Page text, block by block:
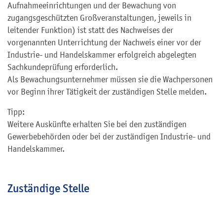
Aufnahmeeinrichtungen und der Bewachung von
zugangsgeschützten Großveranstaltungen, jeweils in
leitender Funktion) ist statt des Nachweises der
vorgenannten Unterrichtung der Nachweis einer vor der
Industrie- und Handelskammer erfolgreich abgelegten
Sachkundeprüfung erforderlich.
Als Bewachungsunternehmer müssen sie die Wachpersonen
vor Beginn ihrer Tätigkeit der zuständigen Stelle melden.
Tipp:
Weitere Auskünfte erhalten Sie bei den zuständigen
Gewerbebehörden oder bei der zuständigen Industrie- und
Handelskammer.
Zuständige Stelle